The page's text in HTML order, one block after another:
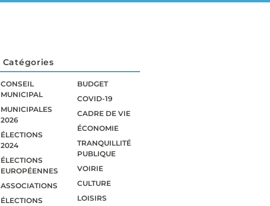
Catégories
CONSEIL
MUNICIPAL
MUNICIPALES
2026
ÉLECTIONS
2024
ÉLECTIONS
EUROPÉENNES
ASSOCIATIONS
ÉLECTIONS
BUDGET
COVID-19
CADRE DE VIE
ÉCONOMIE
TRANQUILLITÉ
PUBLIQUE
VOIRIE
CULTURE
LOISIRS